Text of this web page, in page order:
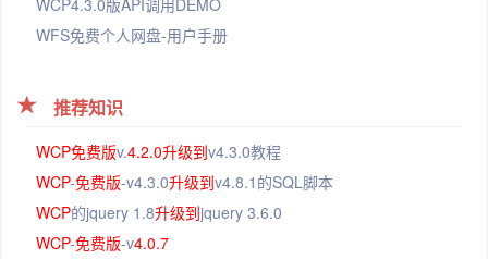
WFS免费个人网盘-用户手册
推荐知识
WCP免费版v.4.2.0升级到v4.3.0教程
WCP-免费版-v4.3.0升级到v4.8.1的SQL脚本
WCP的jquery 1.8升级到jquery 3.6.0
WCP-免费版-v4.0.7